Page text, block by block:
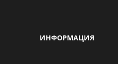
ИНФОРМАЦИЯ